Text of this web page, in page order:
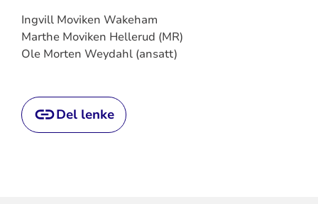
Ingvill Moviken Wakeham
Marthe Moviken Hellerud (MR)
Ole Morten Weydahl (ansatt)
Del lenke